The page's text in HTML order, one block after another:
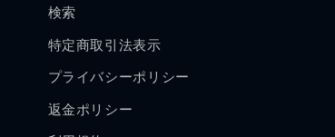
検索
特定商取引法表示
プライバシーポリシー
返金ポリシー